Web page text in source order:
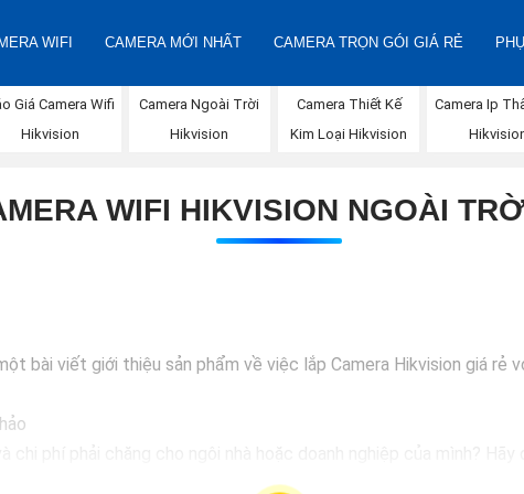
WIFI CAMERA MỚI NHẤT CAMERA TRỌN GÓI GIÁ RẺ
Giá Camera Wifi
Hikvision
Camera Ngoài Trời
Hikvision
Camera Thiết Kế
Kim Loại Hikvision
Camera Ip
WIFI HIKVISION NGOÀI
bài viết giới thiệu sản phẩm về việc lắp Camera Hikvision giá rẻ
lượng hình ảnh sắc nét và giá cả phải chăng, Camera Hikvision là